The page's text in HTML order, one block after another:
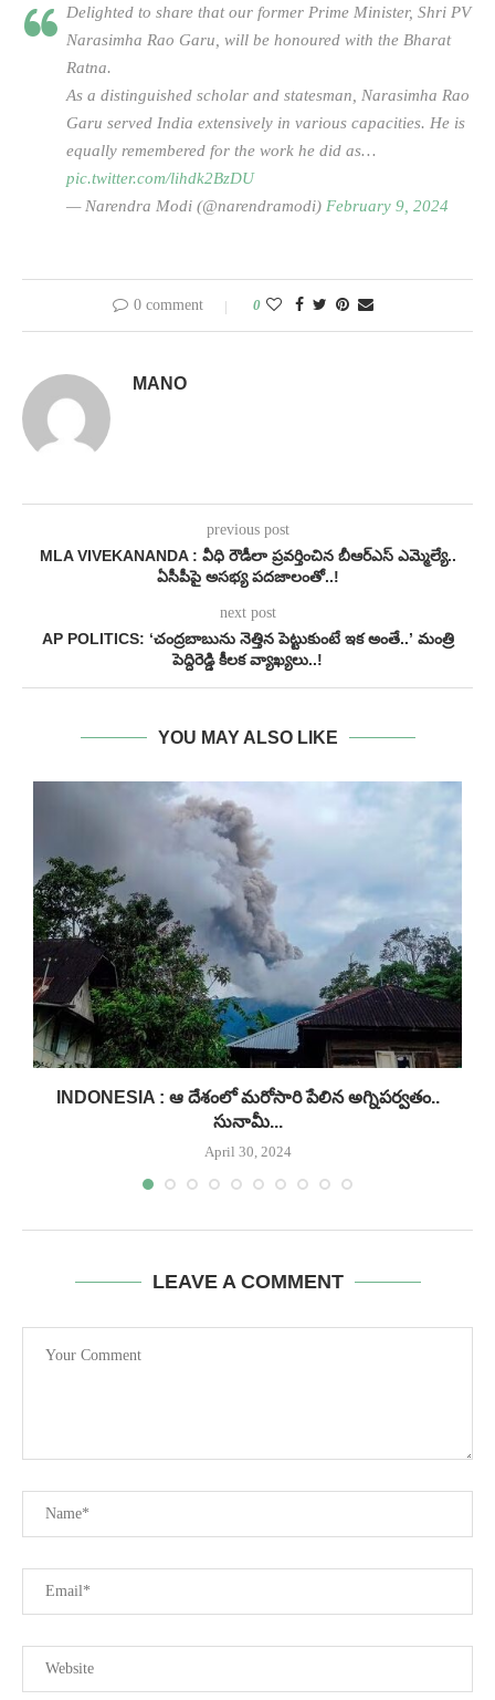
Delighted to share that our former Prime Minister, Shri PV
Narasimha Rao Garu, will be honoured with the Bharat
Ratna.
As a distinguished scholar and statesman, Narasimha Rao
Garu served India extensively in various capacities. He is
equally remembered for the work he did as…
pic.twitter.com/lihdk2BzDU
— Narendra Modi (@narendramodi) February 9, 2024
0 comment 0
MANO
previous post
MLA VIVEKANANDA : వీధి రౌడీలా ప్రవర్తించిన బీఆర్ఎస్ ఎమ్మెల్యే..
ఏసీపీపై అసభ్య పదజాలంతో..!
next post
AP POLITICS: ‘చంద్రబాబును నెత్తిన పెట్టుకుంటే ఇక అంతే..’ మంత్రి
పెద్దిరెడ్డి కీలక వ్యాఖ్యలు..!
YOU MAY ALSO LIKE
INDONESIA : ఆ దేశంలో మరోసారి పేలిన అగ్నిపర్వతం..
సునామీ...
April 30, 2024
LEAVE A COMMENT